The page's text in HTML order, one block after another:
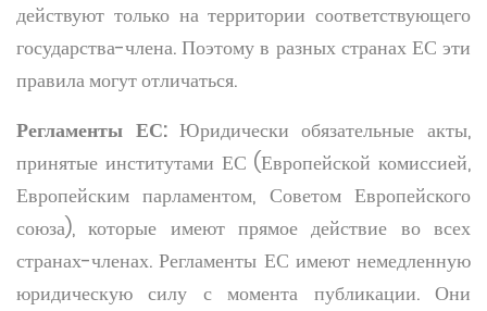
действуют только на территории соответствующего
государства-члена. Поэтому в разных странах ЕС эти
правила могут отличаться.
Регламенты ЕС:Юридически обязательные акты,
принятые институтами ЕС (Европейской комиссией,
Европейским парламентом, Советом Европейского
союза), которые имеют прямое действие во всех
странах-членах. Регламенты ЕС имеют немедленную
юридическую силу с момента публикации. Они